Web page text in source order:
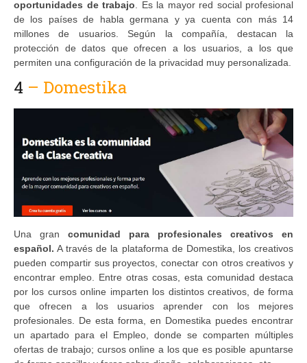
oportunidades de trabajo . Es la mayor red social profesional
de los países de habla germana y ya cuenta con más 14
millones de usuarios. Según la compañía, destacan la
protección de datos que ofrecen a los usuarios, a los que
permiten una configuración de la privacidad muy personalizada.
4 – Domestika
Una gran comunidad para profesionales creativos en
español. A través de la plataforma de Domestika, los creativos
pueden compartir sus proyectos, conectar con otros creativos y
encontrar empleo. Entre otras cosas, esta comunidad destaca
por los cursos online imparten los distintos creativos, de forma
que ofrecen a los usuarios aprender con los mejores
profesionales. De esta forma, en Domestika puedes encontrar
un apartado para el Empleo, donde se comparten múltiples
ofertas de trabajo; cursos online a los que es posible apuntarse